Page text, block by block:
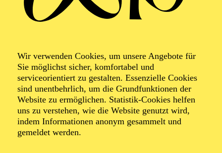
Wir verwenden Cookies, um unsere Angebote für
Sie möglichst sicher, komfortabel und
serviceorientiert zu gestalten. Essenzielle Cookies
sind unentbehrlich, um die Grundfunktionen der
Website zu ermöglichen. Statistik-Cookies helfen
uns zu verstehen, wie die Website genutzt wird,
indem Informationen anonym gesammelt und
gemeldet werden.
Relations
Tanz-Triptychon von Jiří Kylián und Johan Inger
Musik von Benjamin Britten, Dirk Haubrich nach
Wolfgang Amadeus Mozart, Arvo Pärt, Maurice Ravel